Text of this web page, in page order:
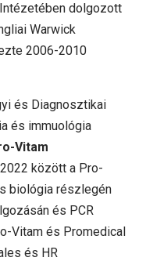
dolgozott
Warwick
2006-2010
és Diagnosztikai
és immuológia
Vitam
között a Pro-
biológia részlegén
és PCR
Vitam és Promedical
és HR